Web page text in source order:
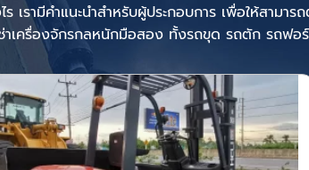
เรามีคำแนะนำสำหรับผู้ประกอบการ เพื่อให้สามาร
าเครื่องจักรกลหนักมือสอง ทั้งรถขุด รถตัก รถฟอร์